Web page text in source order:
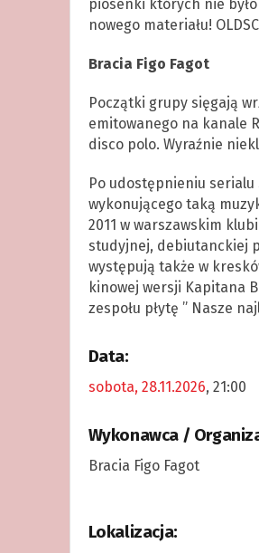
piosenki których nie
nowego materiału!
Bracia Figo Fagot
Początki grupy sięgają
emitowanego na kanale
disco polo. Wyraźnie
Po udostępnieniu serialu
wykonującego taką
2011 w warszawskim
studyjnej, debiutanckiej
występują także w
kinowej wersji Kapitana
zespołu płytę ” Nasze
Data:
sobota, 28.11.2026, 21:00
Wykonawca /
Bracia Figo Fagot
Lokalizacja: